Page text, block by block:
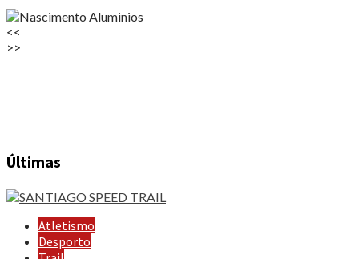
<<
>>
Últimas
Atletismo
Desporto